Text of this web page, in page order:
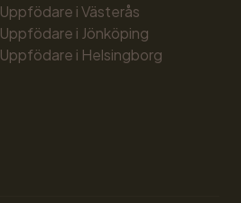
Uppfödare i Västerås
Uppfödare i Jönköping
Uppfödare i Helsingborg